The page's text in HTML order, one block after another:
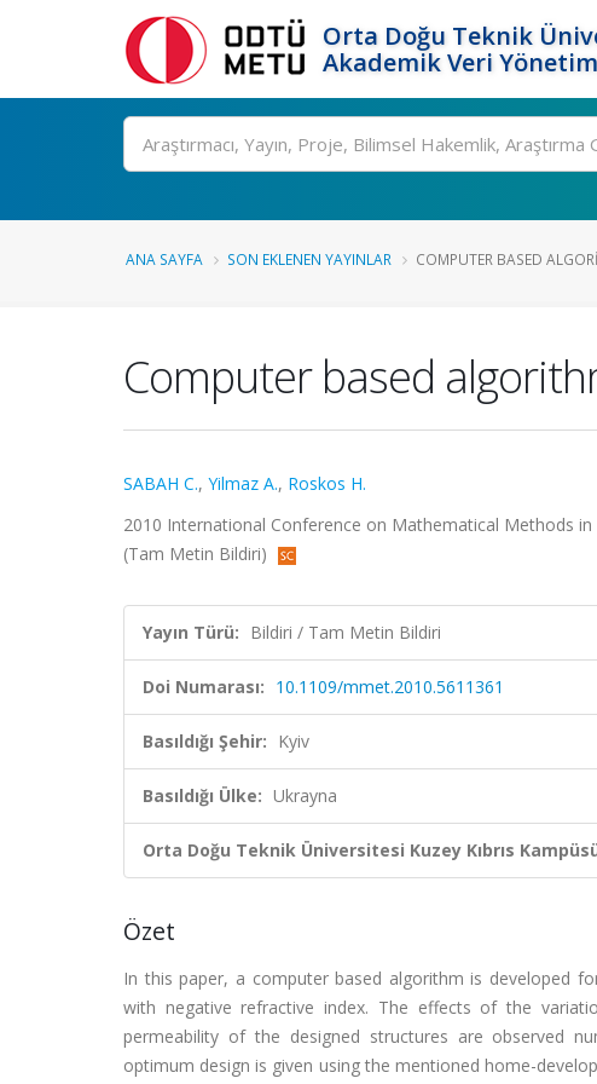
Orta Doğu Teknik
Akademik Veri
Ara
ANA SAYFA SON EKLENEN YAYINLAR COMPUTER BASED
Computer based
SABAH C., Yilmaz A., Roskos H.
2010 International Conference on Mathematical Methods
(Tam Metin Bildiri)
Yayın Türü: Bildiri / Tam Metin Bildiri
Doi Numarası: 10.1109/mmet.2010.5611361
Basıldığı Şehir: Kyiv
Basıldığı Ülke: Ukrayna
Orta Doğu Teknik Üniversitesi Kuzey Kıbrıs
Özet
In this paper, a computer based algorithm is developed
with negative refractive index. The effects of the
permeability of the designed structures are observed
optimum design is given using the mentioned home-